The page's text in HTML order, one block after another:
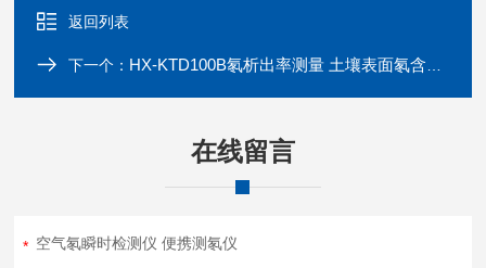
返回列表
下一个： HX-KTD100B氡析出率测量 土壤表面氡含量测定
在线留言